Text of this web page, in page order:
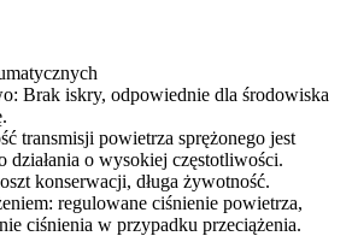
Brak iskry, odpowiednie dla środowiska
transmisji powietrza sprężonego jest
działania o wysokiej częstotliwości.
konserwacji, długa żywotność.
regulowane ciśnienie powietrza,
ciśnienia w przypadku przeciążenia.